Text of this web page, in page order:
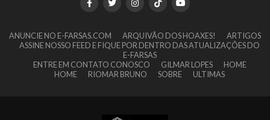
ANUNCIE NO E-FARSAS.COM ARQUIVÃO DOS HOAXES!
ARTIGOS
ASSINE NOSSO FEED E FIQUE POR DENTRO DAS ATUALIZAÇÕES DO
E-FARSAS
ENTRE EM CONTATO CONOSCO
GILMAR LOPES
HOME
HOME
RIOMAR BRUNO SOBRE ULTIMAS